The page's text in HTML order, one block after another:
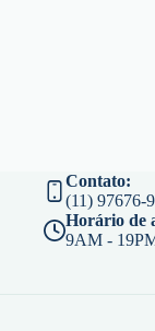
Contato:
(11) 97676-
Horário de
9AM -